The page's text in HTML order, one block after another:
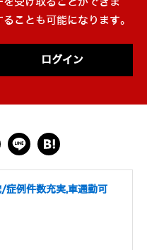
ことも可能になります。
ログイン
症例件数充実,車通勤可